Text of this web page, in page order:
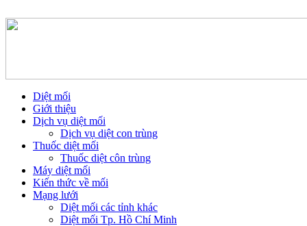
Diệt mối
Giới thiệu
Dịch vụ diệt mối
Dịch vụ diệt con trùng
Thuốc diệt mối
Thuốc diệt côn trùng
Máy diệt mối
Kiến thức về mối
Mạng lưới
Diệt mối các tỉnh khác
Diệt mối Tp. Hồ Chí Minh